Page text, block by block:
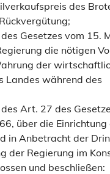
des
Gesetzes vom 15.
die nötigen
der
Landes während des
Art. 27 des
über die Einrichtung
in Anbetracht der
der Regierung im
und beschließen: